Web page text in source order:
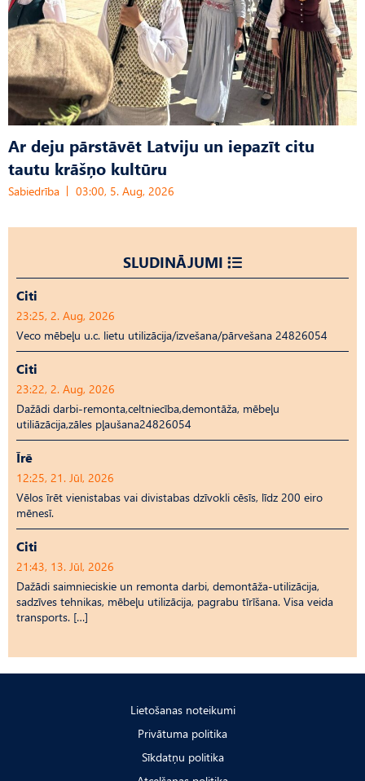
Ar deju pārstāvēt Latviju un iepazīt citu
tautu krāšņo kultūru
Sabiedrība 03:00, 5. Aug, 2026
SLUDINĀJUMI
Citi
23:25, 2. Aug, 2026
Veco mēbeļu u.c. lietu utilizācija/izvešana/pārvešana 24826054
Citi
23:22, 2. Aug, 2026
Dažādi darbi-remonta,celtniecība,demontāža, mēbeļu
utiliāzācija,zāles pļaušana24826054
Īrē
12:25, 21. Jūl, 2026
Vēlos īrēt vienistabas vai divistabas dzīvokli cēsīs, līdz 200 eiro
mēnesī.
Citi
21:43, 13. Jūl, 2026
Dažādi saimnieciskie un remonta darbi, demontāža-utilizācija,
sadzīves tehnikas, mēbeļu utilizācija, pagrabu tīrīšana. Visa veida
transports. […]
Lietošanas noteikumi
Privātuma politika
Sīkdatņu politika